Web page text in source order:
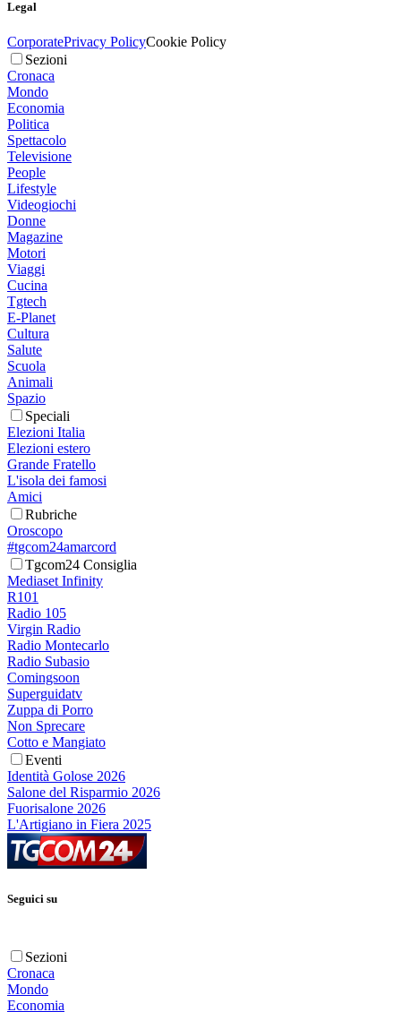
Legal
CorporatePrivacy PolicyCookie Policy
Sezioni
Cronaca
Mondo
Economia
Politica
Spettacolo
Televisione
People
Lifestyle
Videogiochi
Donne
Magazine
Motori
Viaggi
Cucina
Tgtech
E-Planet
Cultura
Salute
Scuola
Animali
Spazio
Speciali
Elezioni Italia
Elezioni estero
Grande Fratello
L'isola dei famosi
Amici
Rubriche
Oroscopo
#tgcom24amarcord
Tgcom24 Consiglia
Mediaset Infinity
R101
Radio 105
Virgin Radio
Radio Montecarlo
Radio Subasio
Comingsoon
Superguidatv
Zuppa di Porro
Non Sprecare
Cotto e Mangiato
Eventi
Identità Golose 2026
Salone del Risparmio 2026
Fuorisalone 2026
L'Artigiano in Fiera 2025
Seguici su
Sezioni
Cronaca
Mondo
Economia